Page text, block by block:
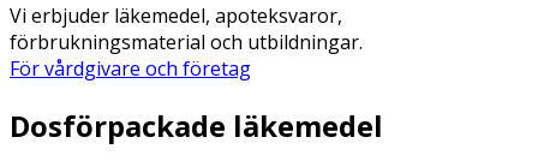
Vi erbjuder läkemedel, apoteksvaror,
förbrukningsmaterial och utbildningar.
För vårdgivare och företag
Dosförpackade läkemedel